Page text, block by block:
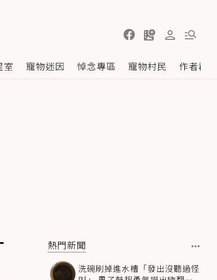
室 寵物迷因 悼念專區 寵物村民 作者群
熱門新聞
洗碗刷掉進水槽「發出沒聽過怪